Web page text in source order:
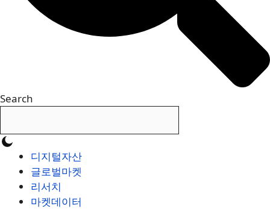
Search
디지털자산
글로벌마켓
리서치
마켓데이터